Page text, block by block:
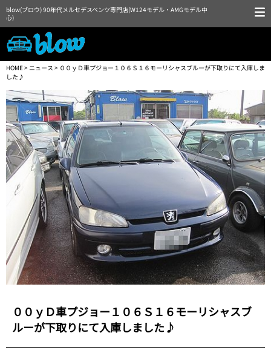
blow(ブロウ) 90年代メルセデスベンツ専門店(W124モデル・AMGモデル中
心)
HOME> ニュース > ００ｙＤ車プジョー１０６Ｓ１６モーリシャスブルーが下取りにて入庫しま
した♪
００ｙＤ車プジョー１０６Ｓ１６モーリシャスブ
ルーが下取りにて入庫しました♪